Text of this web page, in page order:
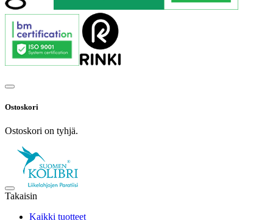
Ostoskori
Ostoskori on tyhjä.
Takaisin
Kaikki tuotteet